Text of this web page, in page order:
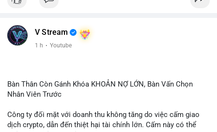
V Stream
1 h · Youtube
Bàn Thân Còn Gánh Khóa KHOẢN NỢ LỚN, Bàn Vấn Chọn
Nhân Viên Trước
Công ty đối mặt với doanh thu không tăng do việc cấm giao
dịch crypto, dẫn đến thiệt hại tài chính lớn. Cấm này có thể